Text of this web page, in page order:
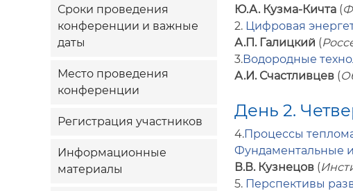
Сроки проведения
конференции и важные
даты
Место проведения
конференции
Регистрация участников
Информационные
материалы
Ю.А. Кузма-Кичта (
2. Цифровая
А.П. Галицкий (
3.Водородные
А.И. Счастливцев(
День 2.
4.Процессы
Фундаментальные
В.В. Кузнецов (
5. Перспективы